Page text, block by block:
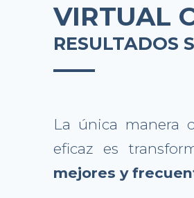
VIRTUAL
RESULTADOS
La única manera
eficaz es
mejores y